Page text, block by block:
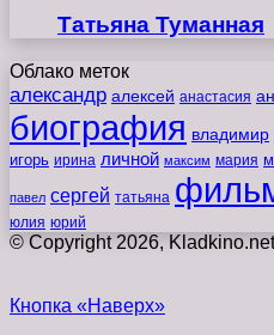
Татьяна Туманная
Облако меток
александр алексей анастасия
биография владимир
игорь ирина личной максим мария
павел сергей татьяна
юлия юрий
© Copyright 2026, Kladkino.net
Кнопка «Наверх»